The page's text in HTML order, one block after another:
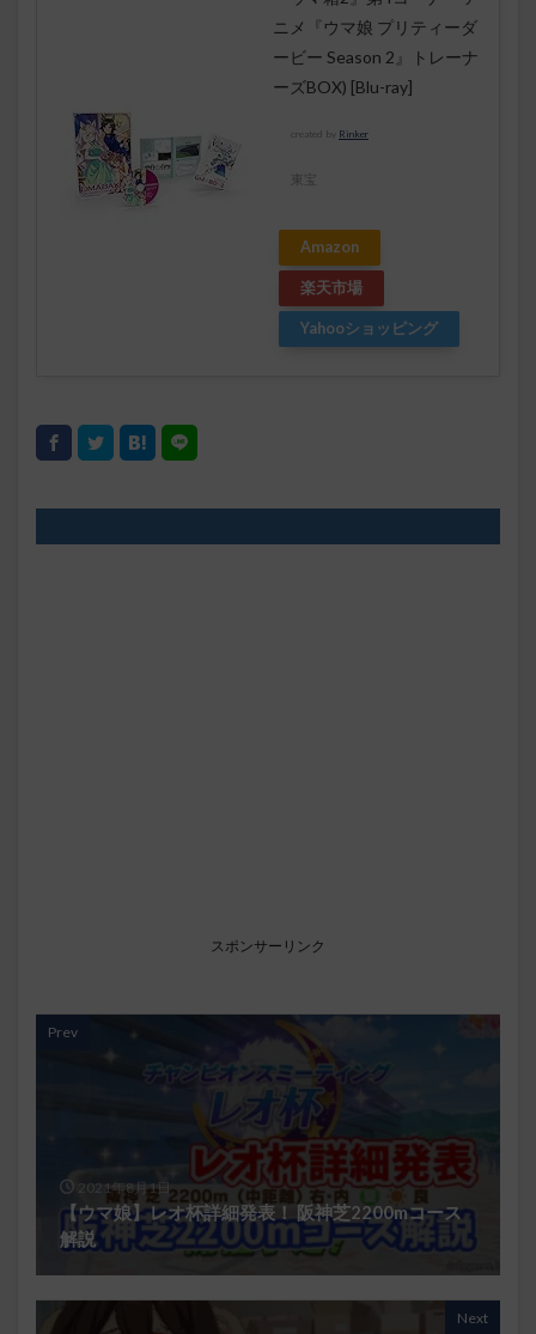
ニメ『ウマ娘 プリティーダ
ービー Season 2』トレーナ
ーズBOX) [Blu-ray]
created by Rinker
東宝
Amazon
楽天市場
Yahooショッピング
スポンサーリンク
Prev
2021年8月1日
【ウマ娘】レオ杯詳細発表！ 阪神芝2200mコース
解説
Next